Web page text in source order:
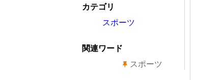
カテゴリ
スポーツ
関連ワード
スポーツ